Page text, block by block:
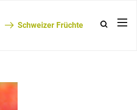
Schweizer Früchte